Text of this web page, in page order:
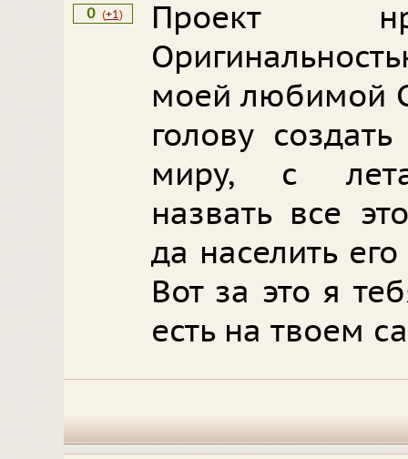
0 (+1)
Проект
моей любимой
голову
миру, с
назвать все
да населить
Вот за это я
есть на твоем